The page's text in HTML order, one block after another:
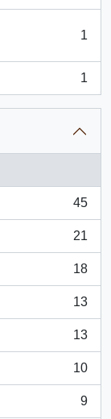
1
1
45
21
18
13
13
10
9